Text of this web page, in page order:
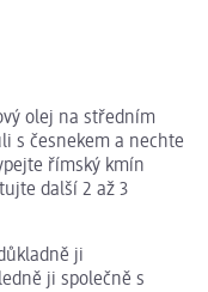
olej na středním
s česnekem a nechte
římský kmín
další 2 až 3
ji
ji společně s